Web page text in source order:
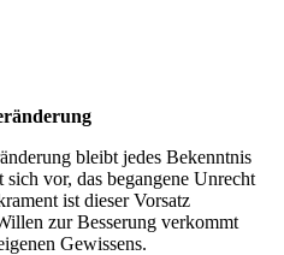
bleibt jedes Bekenntnis
vor, das begangene Unrecht
ist dieser Vorsatz
zur Besserung verkommt
Gewissens.